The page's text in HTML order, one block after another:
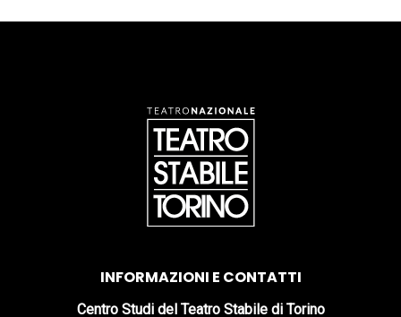
INFORMAZIONI E CONTATTI
Centro Studi del Teatro Stabile di Torino